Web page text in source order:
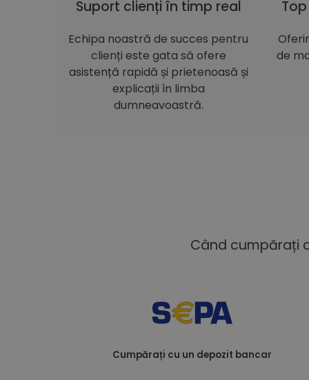
Suport clienți în timp real
Echipa noastră de succes pentru
clienți este gata să ofere
asistență rapidă și prietenoasă și
explicații în limba
dumneavoastră.
de
Când cumpărați
Cumpărați cu un depozit bancar